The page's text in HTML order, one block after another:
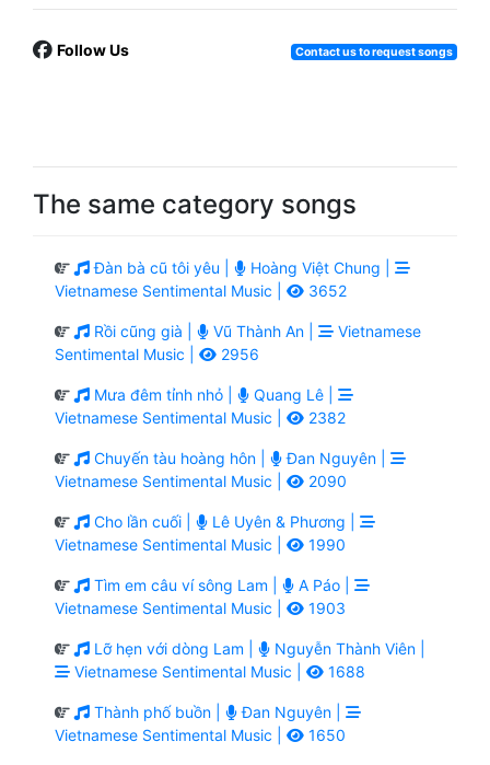
Follow Us Contact us to request songs
The same category songs
Đàn bà cũ tôi yêu |
Hoàng Việt Chung |
Vietnamese Sentimental Music |
3652
Rồi cũng già | Vũ Thành An |
Vietnamese
Sentimental Music |
2956
Mưa đêm tỉnh nhỏ |
Quang Lê |
Vietnamese Sentimental Music |
2382
Chuyến tàu hoàng hôn |
Đan Nguyên |
Vietnamese Sentimental Music |
2090
Cho lần cuối |
Lê Uyên & Phương |
Vietnamese Sentimental Music |
1990
Tìm em câu ví sông Lam |
A Páo |
Vietnamese Sentimental Music |
1903
Lỡ hẹn với dòng Lam |
Nguyễn Thành Viên |
Vietnamese Sentimental Music |
1688
Thành phố buồn |
Đan Nguyên |
Vietnamese Sentimental Music |
1650